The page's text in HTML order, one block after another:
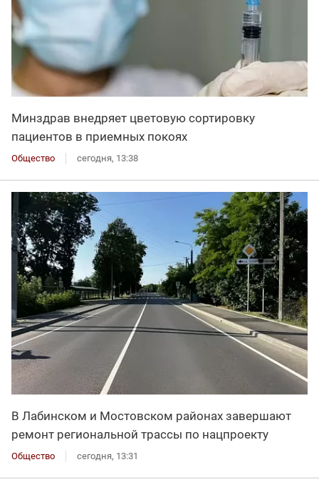
Минздрав внедряет цветовую сортировку
пациентов в приемных покоях
Общество сегодня, 13:38
В Лабинском и Мостовском районах завершают
ремонт региональной трассы по нацпроекту
Общество сегодня, 13:31